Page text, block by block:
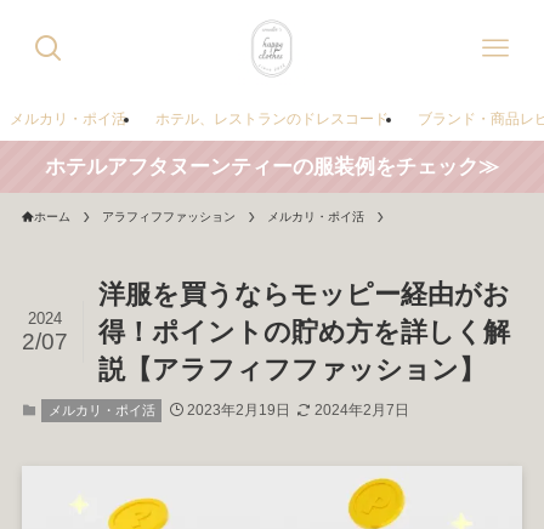
メルカリ・ポイ活 ホテル、レストランのドレスコード ブランド・商品レ
ホテルアフタヌーンティーの服装例をチェック≫
ホーム アラフィフファッション メルカリ・ポイ活
洋服を買うならモッピー経由がお
得！ポイントの貯め方を詳しく解
説【アラフィフファッション】
2024
2/07
メルカリ・ポイ活 2023年2月19日 2024年2月7日